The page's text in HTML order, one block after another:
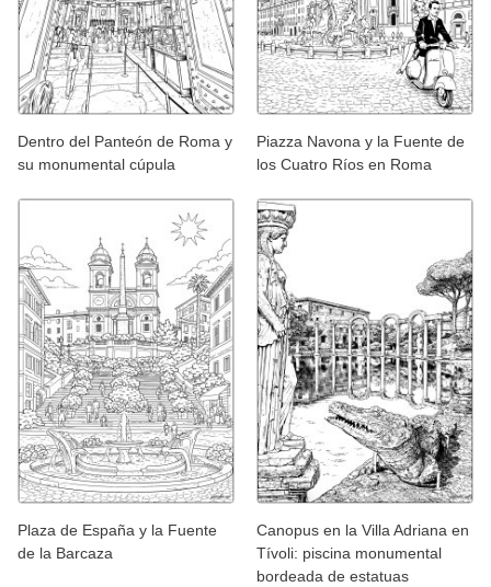
Dentro del Panteón de Roma y
su monumental cúpula
Piazza Navona y la Fuente de
los Cuatro Ríos en Roma
Plaza de España y la Fuente
de la Barcaza
Canopus en la Villa Adriana en
Tívoli: piscina monumental
bordeada de estatuas